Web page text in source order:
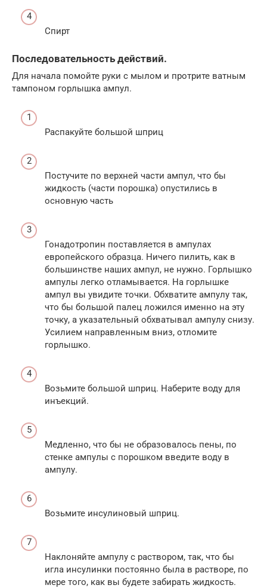
Спирт
Последовательность действий.
Для начала помойте руки с мылом и протрите ватным
тампоном горлышка ампул.
Распакуйте большой шприц
Постучите по верхней части ампул, что бы
жидкость (части порошка) опустились в
основную часть
Гонадотропин поставляется в ампулах
европейского образца. Ничего пилить, как в
большинстве наших ампул, не нужно. Горлышко
ампулы легко отламывается. На горлышке
ампул вы увидите точки. Обхватите ампулу так,
что бы большой палец ложился именно на эту
точку, а указательный обхватывал ампулу снизу.
Усилием направленным вниз, отломите
горлышко.
Возьмите большой шприц. Наберите воду для
инъекций.
Медленно, что бы не образовалось пены, по
стенке ампулы с порошком введите воду в
ампулу.
Возьмите инсулиновый шприц.
Наклоняйте ампулу с раствором, так, что бы
игла инсулинки постоянно была в растворе, по
мере того, как вы будете забирать жидкость.